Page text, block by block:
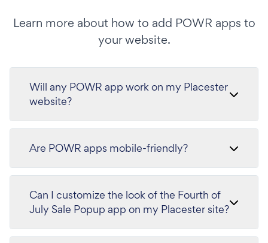
Learn more about how to add POWR apps to
your website.
Will any POWR app work on my Placester
website?
Are POWR apps mobile-friendly?
Can I customize the look of the Fourth of
July Sale Popup app on my Placester site?